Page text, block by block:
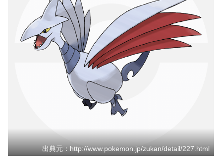
出典元：http://www.pokemon.jp/zukan/detail/227.html